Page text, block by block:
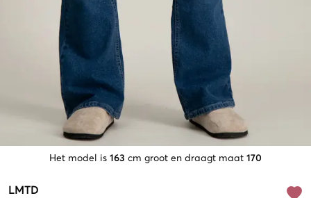
Het model is 163 cm groot en draagt maat 170
LMTD